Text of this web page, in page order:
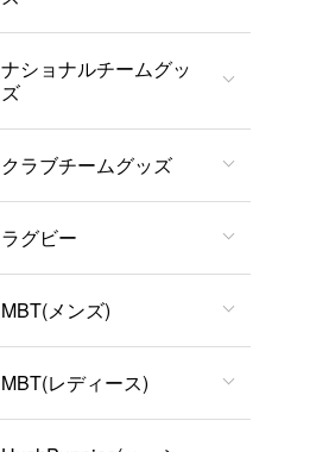
ナショナルチームグッ
ズ
クラブチームグッズ
ラグビー
MBT(メンズ)
MBT(レディース)